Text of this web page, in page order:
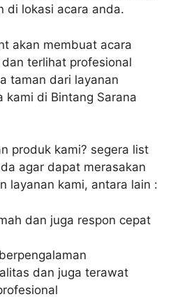
di lokasi acara anda.
akan membuat acara
terlihat profesional
taman dari layanan
kami di Bintang Sarana
produk kami? segera list
agar dapat merasakan
layanan kami, antara lain :
dan juga respon cepat
dan juga terawat